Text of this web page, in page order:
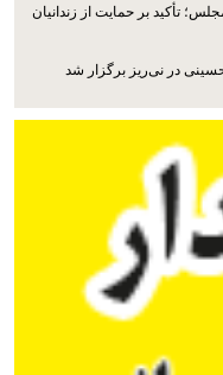
تأکید بر حمایت از زندانیان
حسینی در نی‌ریز برگزار شد